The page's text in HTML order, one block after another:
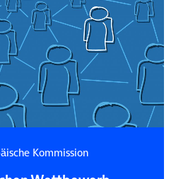
Kommission